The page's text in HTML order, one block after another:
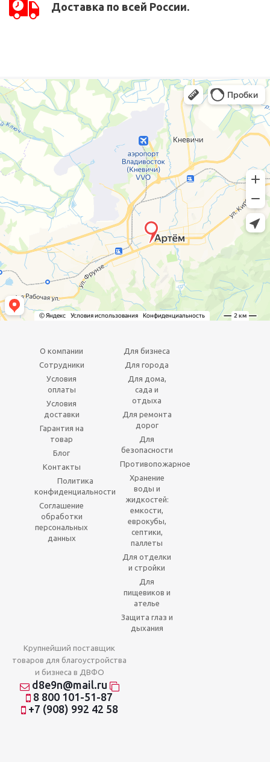
Доставка по всей России.
О компании
Сотрудники
Условия
оплаты
Условия
доставки
Гарантия на
товар
Блог
Контакты
Политика
конфиденциальности
Соглашение
обработки
персональных
данных
Для бизнеса
Для города
Для дома,
сада и
отдыха
Для ремонта
дорог
Для
безопасности
Противопожарное
Хранение
воды и
жидкостей:
емкости,
еврокубы,
септики,
паллеты
Для отделки
и стройки
Для
пищевиков и
ателье
Защита глаз и
дыхания
Крупнейший поставщик
товаров для благоустройства
и бизнеса в ДВФО
d8e9n@mail.ru
8 800 101-51-87
+7 (908) 992 42 58